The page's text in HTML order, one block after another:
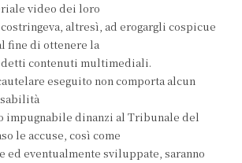
video dei loro
altresì, ad erogargli cospicue
fine di ottenere la
contenuti multimediali.
eseguito non comporta alcun
impugnabile dinanzi al Tribunale del
le accuse, così come
ed eventualmente sviluppate, saranno